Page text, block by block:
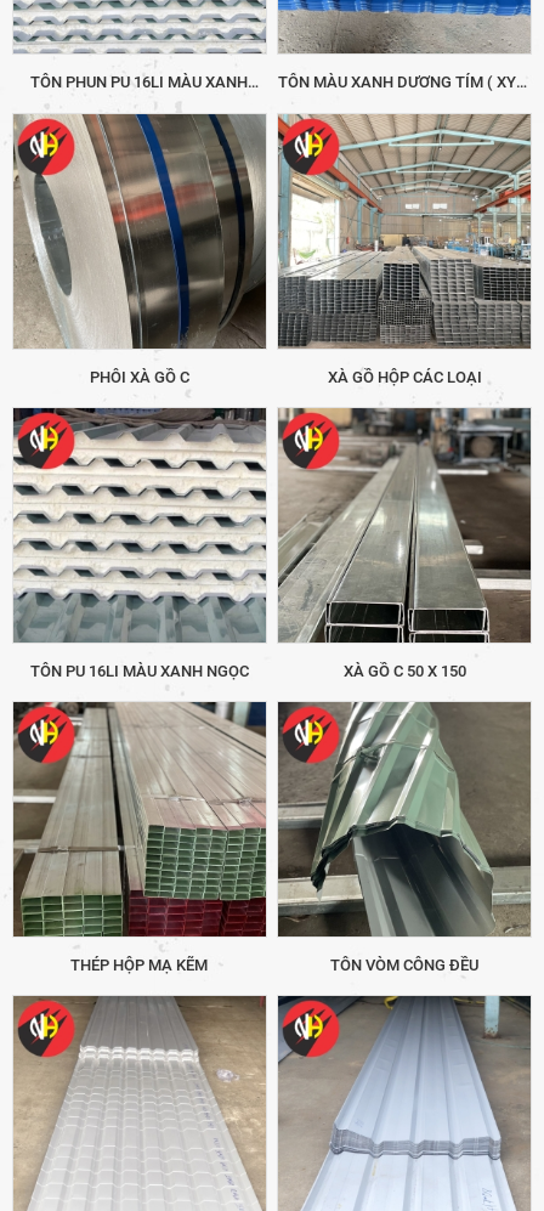
TÔN PHUN PU 16LI MÀU XANH
NGỌC 9 SÓNG
TÔN MÀU XANH DƯƠNG TÍM ( XY1)
PHÔI XÀ GỒ C XÀ GỒ HỘP CÁC LOẠI
TÔN PU 16LI MÀU XANH NGỌC XÀ GỒ C 50 X 150
THÉP HỘP MẠ KẼM TÔN VÒM CÔNG ĐỀU